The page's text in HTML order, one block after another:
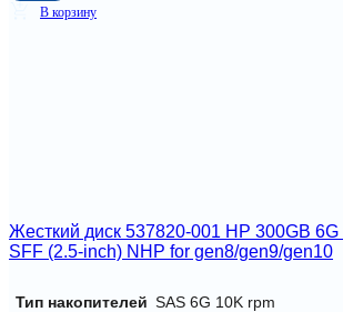
В корзину
Жесткий диск 537820-001 HP 300GB
SFF (2.5-inch) NHP for gen8/gen9/gen10
Тип накопителей SAS 6G 10K rpm